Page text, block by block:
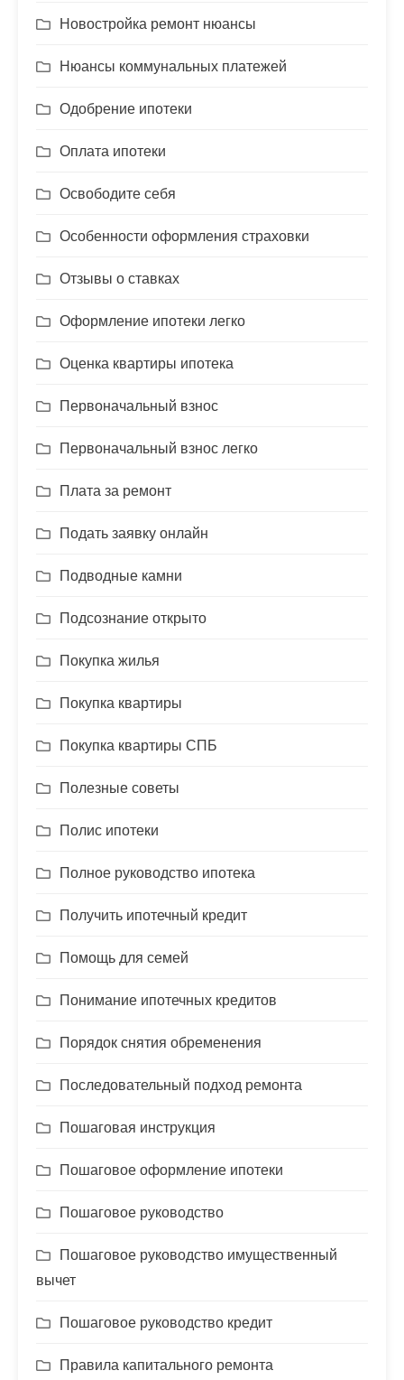
Новостройка ремонт нюансы
Нюансы коммунальных платежей
Одобрение ипотеки
Оплата ипотеки
Освободите себя
Особенности оформления страховки
Отзывы о ставках
Оформление ипотеки легко
Оценка квартиры ипотека
Первоначальный взнос
Первоначальный взнос легко
Плата за ремонт
Подать заявку онлайн
Подводные камни
Подсознание открыто
Покупка жилья
Покупка квартиры
Покупка квартиры СПБ
Полезные советы
Полис ипотеки
Полное руководство ипотека
Получить ипотечный кредит
Помощь для семей
Понимание ипотечных кредитов
Порядок снятия обременения
Последовательный подход ремонта
Пошаговая инструкция
Пошаговое оформление ипотеки
Пошаговое руководство
Пошаговое руководство имущественный
вычет
Пошаговое руководство кредит
Правила капитального ремонта